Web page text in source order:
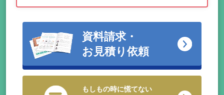
資料請求・
お見積り依頼
もしもの時に慌てない